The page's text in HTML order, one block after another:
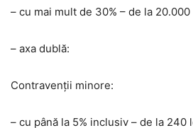
– cu mai mult de 30% – de la
– axa dublă:
Contravenții minore:
– cu până la 5% inclusiv – de la 240